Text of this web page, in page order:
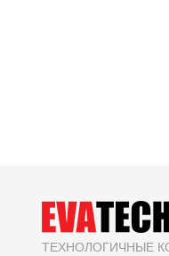
ТЕХНОЛОГИЧНЫЕ